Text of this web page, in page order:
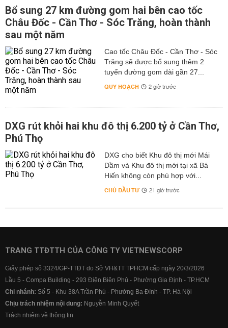
Bổ sung 27 km đường gom hai bên cao tốc
Châu Đốc - Cần Thơ - Sóc Trăng, hoàn thành
sau một năm
Cao tốc Châu Đốc - Cần Thơ - Sóc
Trăng sẽ được bổ sung thêm 2
tuyến đường gom dài gần 27...
QUY HOẠCH 2 giờ trước
DXG rút khỏi hai khu đô thị 6.200 tỷ ở Cần Thơ,
Phú Thọ
DXG cho biết Khu đô thị mới Mái
Dầm và Khu đô thị mới tại xã Bá
Hiến không còn phù hợp với...
CHỦ ĐẦU TƯ 21 giờ trước
TRANG TTĐTTH CỦA CÔNG TY VIETNEWSCORP
Giấy phép số 3324/GP-TTĐT do Sở VH&TT TPHCM cấp ngày 20/3/2026
Lầu 5 - Compa Building - 293 Điện Biên Phủ - Phường Gia Định - TP.HCM
Chi nhánh: Số 5 - Khu 38A Trần Phú - Phường Ba Đình - TP. Hà Nội
Chịu trách nhiệm nội dung: Nguyễn Minh Quyết
Trách nhiệm về thông tin